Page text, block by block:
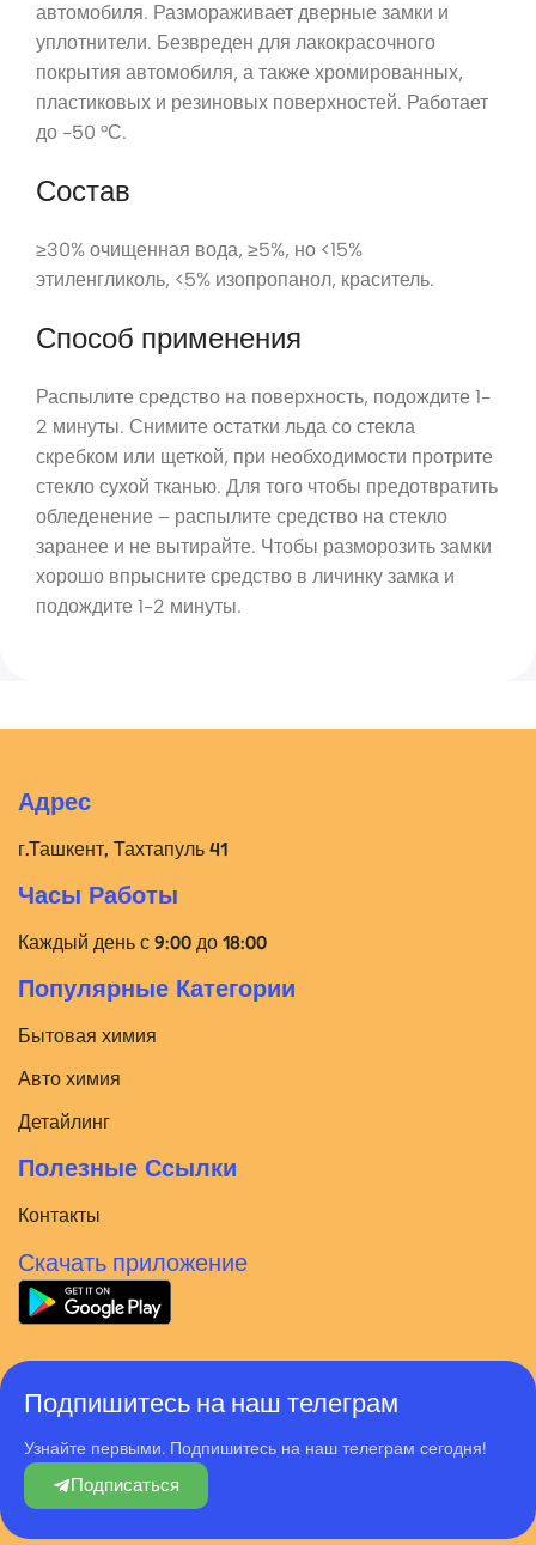
автомобиля. Размораживает дверные замки и
уплотнители. Безвреден для лакокрасочного
покрытия автомобиля, а также хромированных,
пластиковых и резиновых поверхностей. Работает
до -50 °С.
Состав
≥30% очищенная вода, ≥5%, но <15%
этиленгликоль, <5% изопропанол, краситель.
Способ применения
Распылите средство на поверхность, подождите 1-
2 минуты. Снимите остатки льда со стекла
скребком или щеткой, при необходимости протрите
стекло сухой тканью. Для того чтобы предотвратить
обледенение – распылите средство на стекло
заранее и не вытирайте. Чтобы разморозить замки
хорошо впрысните средство в личинку замка и
подождите 1-2 минуты.
Адрес
г.Ташкент, Тахтапуль 41
Часы Работы
Каждый день с 9:00 до 18:00
Популярные Категории
Бытовая химия
Авто химия
Детайлинг
Полезные Ссылки
Контакты
Скачать приложение
Подпишитесь на наш телеграм
Узнайте первыми. Подпишитесь на наш телеграм сегодня!
Подписаться